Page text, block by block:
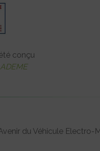
conçu
ADEME
du Véhicule Electro-